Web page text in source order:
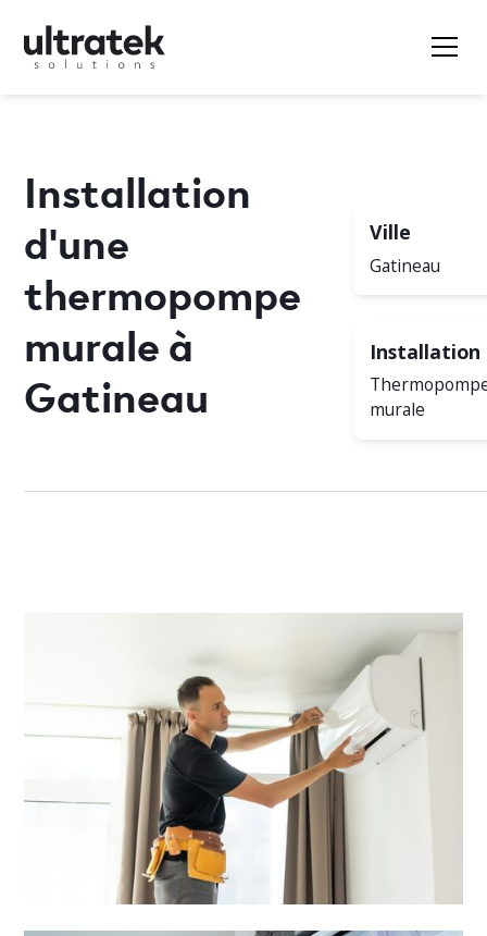
Installation
d'une
thermopompe
murale à
Gatineau
Ville
Gatineau
Installation
murale